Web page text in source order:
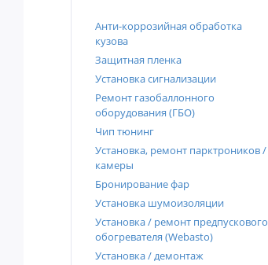
Анти-коррозийная обработка
кузова
Защитная пленка
Установка сигнализации
Ремонт газобаллонного
оборудования (ГБО)
Чип тюнинг
Установка, ремонт парктроников /
камеры
Бронирование фар
Установка шумоизоляции
Установка / ремонт предпускового
обогревателя (Webasto)
Установка / демонтаж